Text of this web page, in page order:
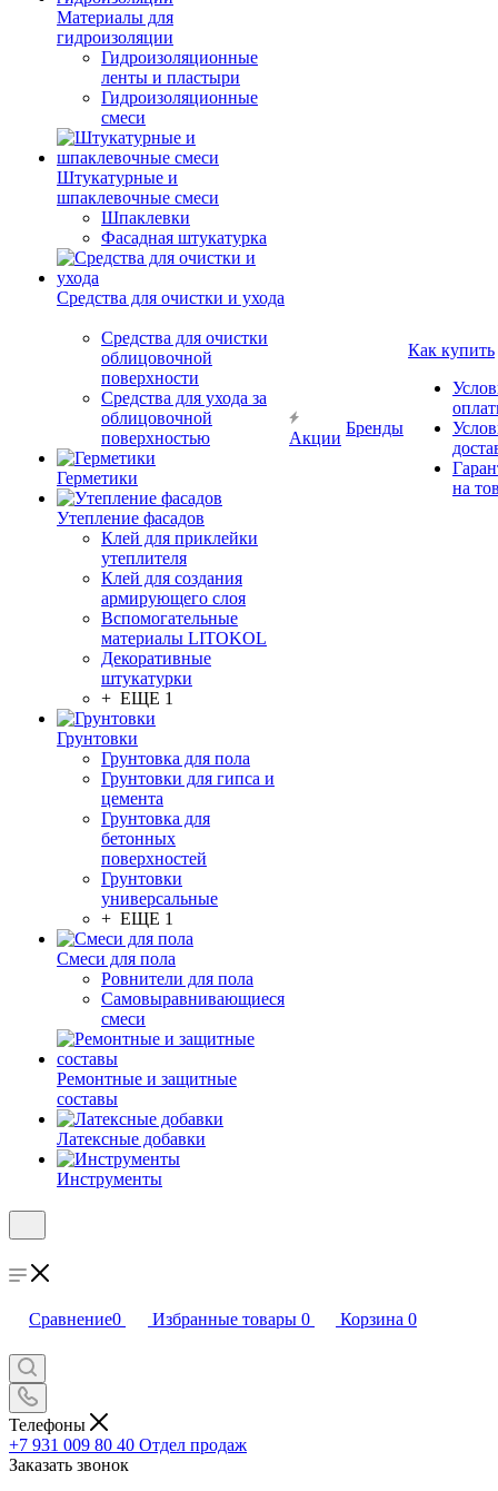
Материалы для
гидроизоляции
Гидроизоляционные
ленты и пластыри
Гидроизоляционные
смеси
Штукатурные и
шпаклевочные смеси
Шпаклевки
Фасадная штукатурка
Средства для очистки и ухода
Средства для очистки
облицовочной
поверхности
Средства для ухода за
облицовочной
поверхностью
Герметики
Утепление фасадов
Клей для приклейки
утеплителя
Клей для создания
армирующего слоя
Вспомогательные
материалы LITOKOL
Декоративные
штукатурки
+ ЕЩЕ 1
Грунтовки
Грунтовка для пола
Грунтовки для гипса и
цемента
Грунтовка для
бетонных
поверхностей
Грунтовки
универсальные
+ ЕЩЕ 1
Смеси для пола
Ровнители для пола
Самовыравнивающиеся
смеси
Ремонтные и защитные
составы
Латексные добавки
Инструменты
Акции
Бренды
Как купить
на
Сравнение0 Избранные товары 0 Корзина 0
Телефоны
+7 931 009 80 40 Отдел продаж
Заказать звонок